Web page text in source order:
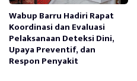
Wabup Barru Hadiri Rapat
Koordinasi dan Evaluasi
Pelaksanaan Deteksi Dini,
Upaya Preventif, dan
Respon Penyakit